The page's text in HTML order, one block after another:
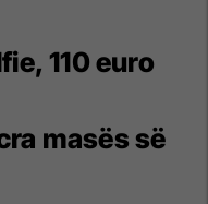
110 euro
masës së